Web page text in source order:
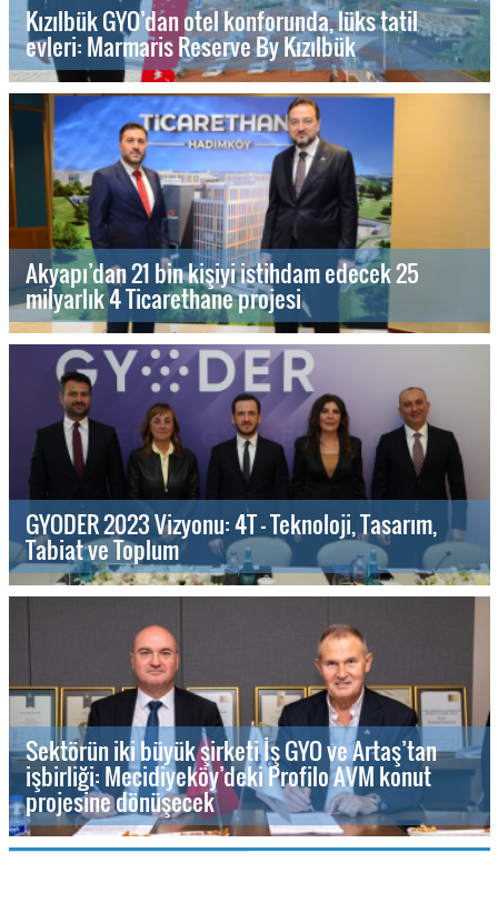
Kızılbük GYO’dan otel konforunda, lüks tatil
evleri: Marmaris Reserve By Kızılbük
Akyapı’dan 21 bin kişiyi istihdam edecek 25
milyarlık 4 Ticarethane projesi
GYODER 2023 Vizyonu: 4T - Teknoloji, Tasarım,
Tabiat ve Toplum
Sektörün iki büyük şirketi İş GYO ve Artaş’tan
işbirliği: Mecidiyeköy’deki Profilo AVM konut
projesine dönüşecek